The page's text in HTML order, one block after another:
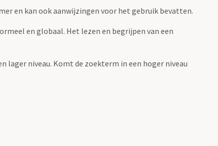
en kan ook aanwijzingen voor het gebruik bevatten.
en globaal. Het lezen en begrijpen van een
lager niveau. Komt de zoekterm in een hoger niveau